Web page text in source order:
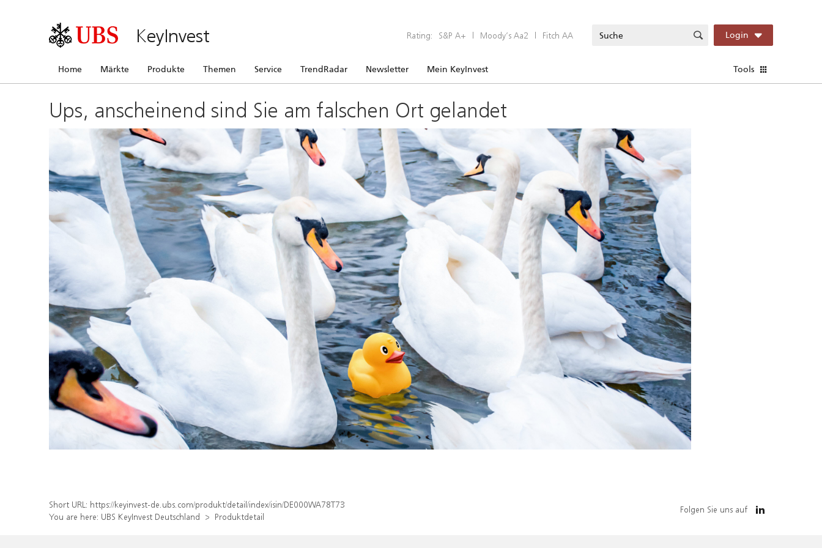
KeyInvest Rating: S&P A+ | Moody’s Aa2 | Fitch AA Login
Home Märkte Produkte Themen Service TrendRadar Newsletter Mein KeyInvest Tools
Ups, anscheinend sind Sie am falschen Ort gelandet
Short URL: https://keyinvest-de.ubs.com/produkt/detail/index/isin/DE000WA78T73
You are here: UBS KeyInvest Deutschland Produktdetail
Folgen Sie uns auf